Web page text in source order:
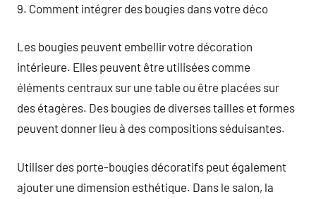
9. Comment intégrer des bougies dans votre déco
Les bougies peuvent embellir votre décoration
intérieure. Elles peuvent être utilisées comme
éléments centraux sur une table ou être placées sur
des étagères. Des bougies de diverses tailles et formes
peuvent donner lieu à des compositions séduisantes.
Utiliser des porte-bougies décoratifs peut également
ajouter une dimension esthétique. Dans le salon, la